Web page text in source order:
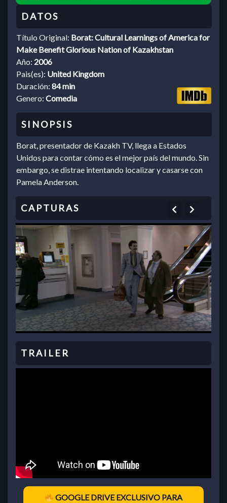
Título Original: Borat: Cultural Learnings of America for
Make Benefit Glorious Nation of Kazakhstan
Año: 2006
Pais(es): United Kingdom
Duración: 84 min
Genero: Comedia
Borat, presentador de Kazakh TV, llega a Estados
Unidos para contar cómo es el mejor país del mundo. Sin
embargo, se distrae intentando localizar y casarse con
Pamela Anderson.
Previous
GOOGLE DRIVE EXCLUSIVO PARA